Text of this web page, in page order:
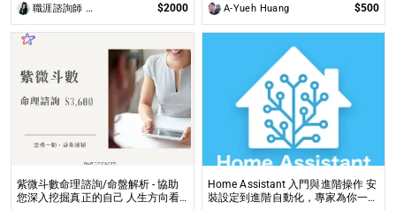
職涯諮詢師 阿紫 $2000 A-Yueh Huang $500
紫微斗數命理諮詢/命盤解析 - 協助
您深入挖掘真正的自己 人生方向看
Home Assistant 入門與進階操作 安
裝設定到進階自動化，專家為你一對